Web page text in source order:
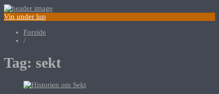
Vin under lup
Forside
/
Tag: sekt